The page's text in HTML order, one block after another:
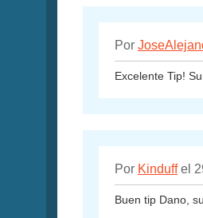
Por
Excelente Tip!
Por Kinduffel
Buen tip Dano,